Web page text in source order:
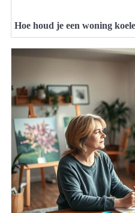
Hoe houd je een woning